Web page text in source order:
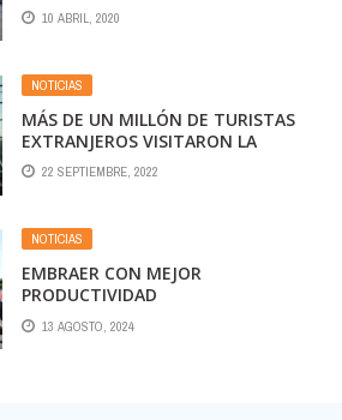
10 ABRIL, 2020
NOTICIAS
MÁS DE UN MILLÓN DE TURISTAS
EXTRANJEROS VISITARON LA
ARGENTINA DURANTE EL INVIERNO
Y TRAJERON AL PAÍS USD 850
22 SEPTIEMBRE, 2022
NOTICIAS
EMBRAER CON MEJOR
PRODUCTIVIDAD
13 AGOSTO, 2024